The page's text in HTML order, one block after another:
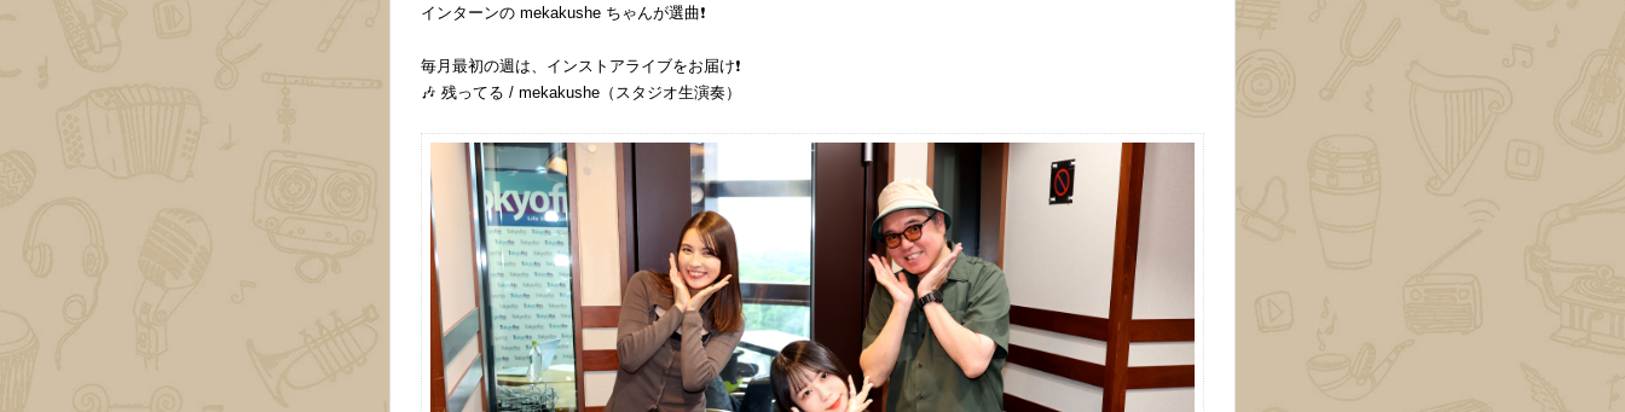
インターンの mekakushe ちゃんが選曲❗️
毎月最初の週は、インストアライブをお届け❗️
🎶 残ってる / mekakushe（スタジオ生演奏）